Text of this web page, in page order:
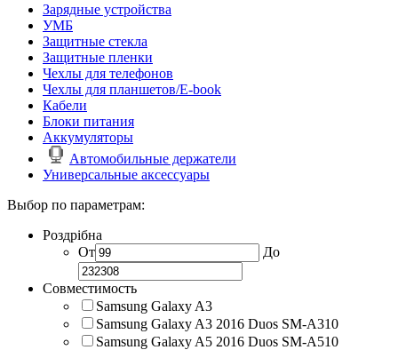
Зарядные устройства
УМБ
Защитные стекла
Защитные пленки
Чехлы для телефонов
Чехлы для планшетов/E-book
Кабели
Блоки питания
Аккумуляторы
Автомобильные держатели
Универсальные аксессуары
Выбор по параметрам:
Роздрібна
От
До
Совместимость
Samsung Galaxy A3
Samsung Galaxy A3 2016 Duos SM-A310
Samsung Galaxy A5 2016 Duos SM-A510